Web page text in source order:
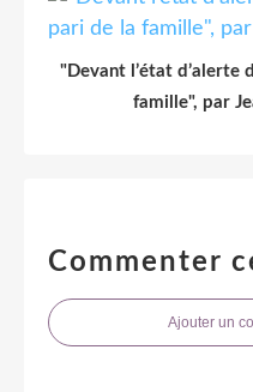
"Devant l’état d’alerte
famille", par
Commenter
Ajouter un